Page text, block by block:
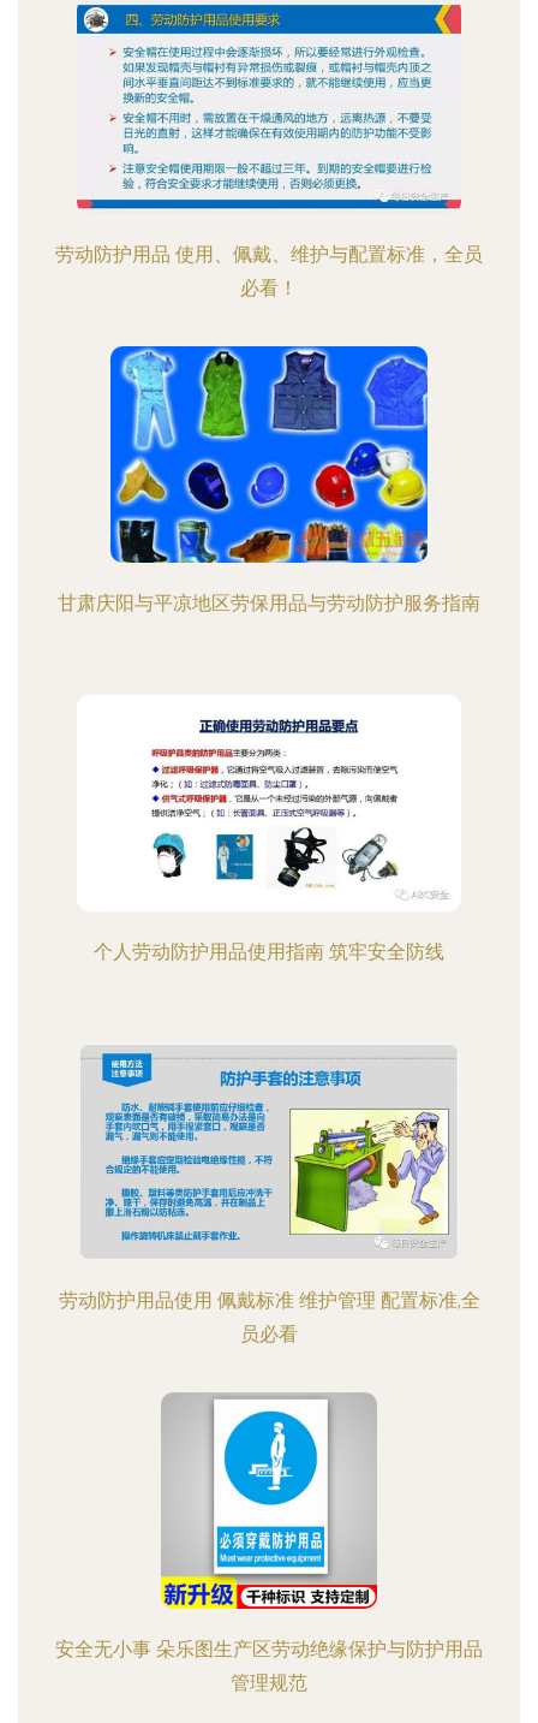
劳动防护用品 使用、佩戴、维护与配置标准，全员
必看！
甘肃庆阳与平凉地区劳保用品与劳动防护服务指南
个人劳动防护用品使用指南 筑牢安全防线
劳动防护用品使用 佩戴标准 维护管理 配置标准,全
员必看
安全无小事 朵乐图生产区劳动绝缘保护与防护用品
管理规范